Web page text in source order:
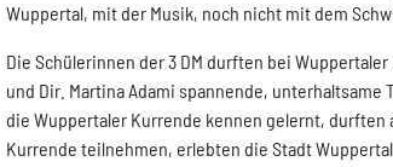
Wuppertal, mit der Musik, noch nicht mit dem
Die Schülerinnen der 3 DM durften bei
und Dir. Martina Adami spannende,
die Wuppertaler Kurrende kennen gelernt,
Kurrende teilnehmen, erlebten die Stadt